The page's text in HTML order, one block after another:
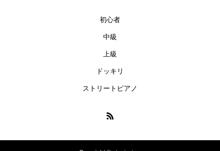
（中～上級）【The Dark History
of the Reincarnated Villainess】
ほぼ日1フレーズ THE BLUE H
EARTS NO NO NO
冬の音楽 #クリスマス #心温まる
初心者
中級
上級
ドッキリ
ストリートピアノ